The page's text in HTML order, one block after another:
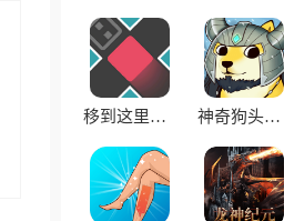
移到这里游戏 神奇狗头人大冒险最新版